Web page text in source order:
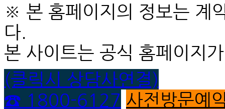
※ 본 홈페이지의 정보는 계
다.
본 사이트는 공식 홈페이지
(클릭시 상담사연결)
☎ 1800-6127 사전방문예